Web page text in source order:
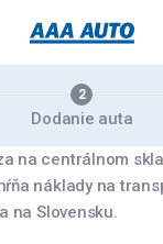
2
Dodanie auta
na centrálnom
náklady na
na Slovensku.